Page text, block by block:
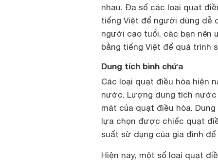
nhau. Đa số các loại quạt
tiếng Việt để người dùng dễ
người cao tuổi, các bạn nên
bằng tiếng Việt để quá trình
Dung tích bình chứa
Các loại quạt điều hòa hiện
nước. Lượng dung tích
mát của quạt điều hòa.
lựa chọn được chiếc quạt
suất sử dụng của gia đình
Hiện nay, một số loại quạt